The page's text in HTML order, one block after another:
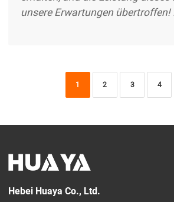
unsere Erwartungen übertroffen!
umweltfreundliches Design die
erheblich, so dass wir mit seiner
1 2 3 4
Hebei Huaya Co., Ltd.